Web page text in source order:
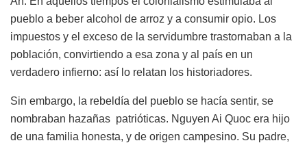
pueblo a beber alcohol de arroz y a consumir opio. Los
impuestos y el exceso de la servidumbre trastornaban a la
población, convirtiendo a esa zona y al país en un
verdadero infierno: así lo relatan los historiadores.
Sin embargo, la rebeldía del pueblo se hacía sentir, se
nombraban hazañas patrióticas. Nguyen Ai Quoc era hijo
de una familia honesta, y de origen campesino. Su padre,